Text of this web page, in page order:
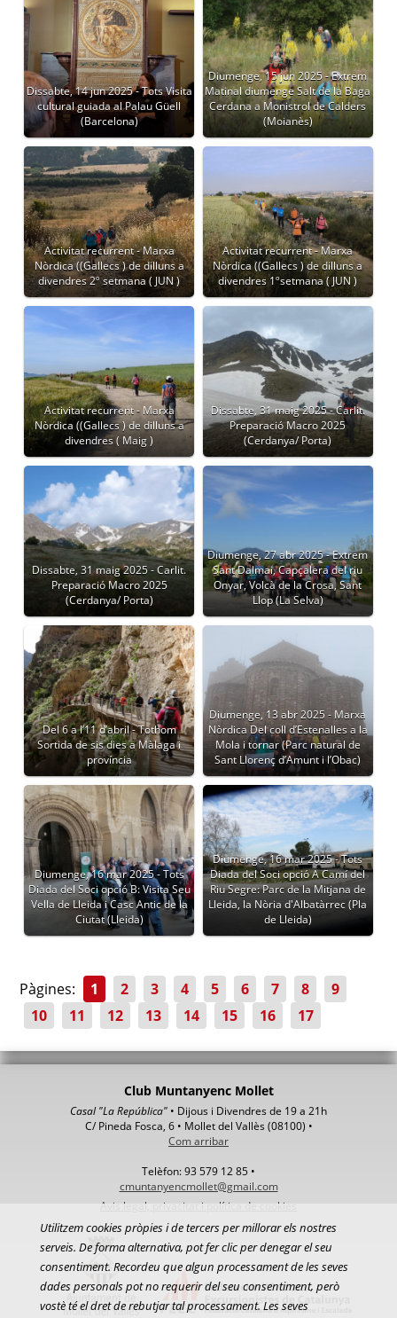
Dissabte, 14 jun 2025 - Tots Visita
cultural guiada al Palau Güell
(Barcelona)
Diumenge, 15 jun 2025 - Extrem
Matinal diumenge Salt de la Baga
Cerdana a Monistrol de Calders
(Moianès)
Activitat recurrent - Marxa
Nòrdica ((Gallecs ) de dilluns a
divendres 2º setmana ( JUN )
Activitat recurrent - Marxa
Nòrdica ((Gallecs ) de dilluns a
divendres 1ºsetmana ( JUN )
Activitat recurrent - Marxa
Nòrdica ((Gallecs ) de dilluns a
divendres ( Maig )
Dissabte, 31 maig 2025 - Carlit.
Preparació Macro 2025
(Cerdanya/ Porta)
Dissabte, 31 maig 2025 - Carlit.
Preparació Macro 2025
(Cerdanya/ Porta)
Diumenge, 27 abr 2025 - Extrem
Sant Dalmai, Capçalera del riu
Onyar, Volcà de la Crosa, Sant
Llop (La Selva)
Del 6 a l’11 d’abril - Tothom
Sortida de sis dies a Màlaga i
província
Diumenge, 13 abr 2025 - Marxa
Nòrdica Del coll d’Estenalles a la
Mola i tornar (Parc natural de
Sant Llorenç d’Amunt i l’Obac)
Diumenge, 16 mar 2025 - Tots
Diada del Soci opció B: Visita Seu
Vella de Lleida i Casc Antic de la
Ciutat (Lleida)
Diumenge, 16 mar 2025 - Tots
Diada del Soci opció A Camí del
Riu Segre: Parc de la Mitjana de
Lleida, la Nòria d'Albatàrrec (Pla
de Lleida)
Pàgines: 1 2 3 4 5 6 7 8
9
10
11 12 13 14 15 16 17
Club Muntanyenc Mollet
Casal "La República" • Dijous i Divendres de 19 a 21h
C/ Pineda Fosca, 6 • Mollet del Vallès (08100) •
Com arribar
Telèfon: 93 579 12 85 •
cmuntanyencmollet@gmail.com
Avis legal, privacitat i política de cookies
Utilitzem cookies pròpies i de tercers per millorar els nostres
serveis. De forma alternativa, pot fer clic per denegar el seu
consentiment. Recordeu que algun processament de les seves
dades personals pot no requerir del seu consentiment, però
vostè té el dret de rebutjar tal processament. Les seves